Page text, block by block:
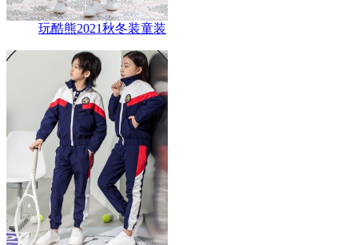
玩酷熊2021秋冬装童装